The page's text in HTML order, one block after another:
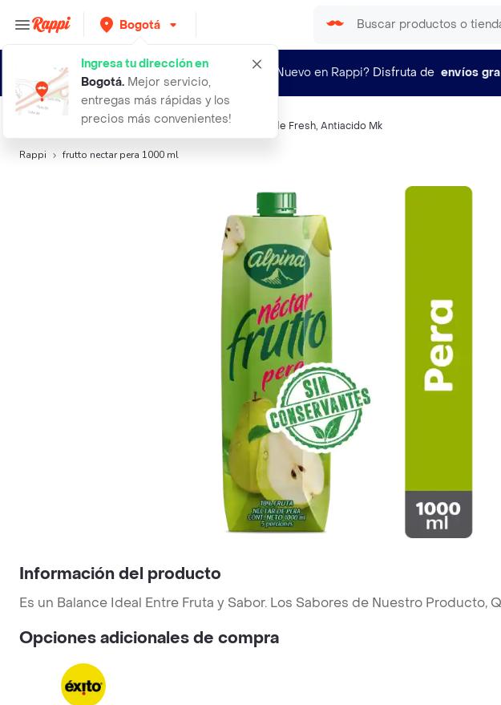
Bogotá
Ingresa tu dirección en
Bogotá. Mejor servicio,
entregas más rápidas y los
precios más convenientes!
¿Nuevo en Rappi? Disfruta de envíos
Búsquedas relacionadas:Néctares,Frutto,Hit Del Valle Fresh, Antiacido Mk
Rappi frutto nectar pera 1000 ml
Información del producto
Es un Balance Ideal Entre Fruta y Sabor. Los Sabores de Nuestro Producto,
Opciones adicionales de compra